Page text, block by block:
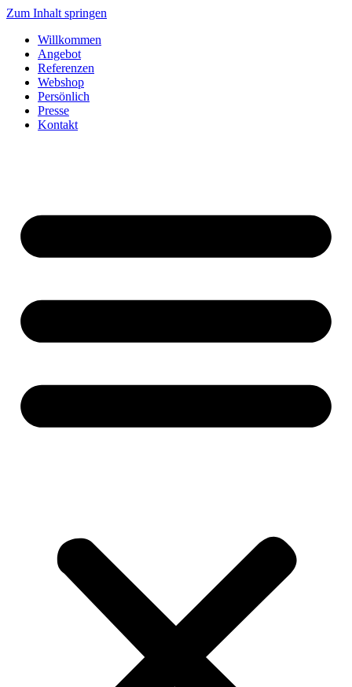
Zum Inhalt springen
Willkommen
Angebot
Referenzen
Webshop
Persönlich
Presse
Kontakt